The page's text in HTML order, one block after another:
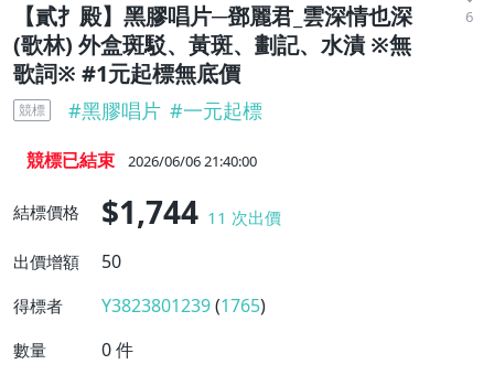
【貳扌殿】黑膠唱片─鄧麗君_雲深情也深
(歌林) 外盒斑駁、黃斑、劃記、水漬 ※無
歌詞※ #1元起標無底價
6
競標 #黑膠唱片 #一元起標
競標已結束 2026/06/06 21:40:00
結標價格 $1,744 11 次出價
出價增額
50
得標者 Y3823801239(1765)
數量 0件